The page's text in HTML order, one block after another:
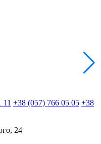
11 +38 (057) 766 05 05 +38
24